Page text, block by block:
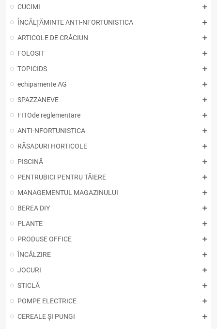
CUCIMI
ÎNCĂLȚĂMINTE ANTI-NFORTUNISTICA
ARTICOLE DE CRĂCIUN
FOLOSIT
TOPICIDS
echipamente AG
SPAZZANEVE
FITOde reglementare
ANTI-NFORTUNISTICA
RĂSADURI HORTICOLE
PISCINĂ
PENTRUBICI PENTRU TĂIERE
MANAGEMENTUL MAGAZINULUI
BEREA DIY
PLANTE
PRODUSE OFFICE
ÎNCĂLZIRE
JOCURI
STICLĂ
POMPE ELECTRICE
CEREALE ȘI PUNGI